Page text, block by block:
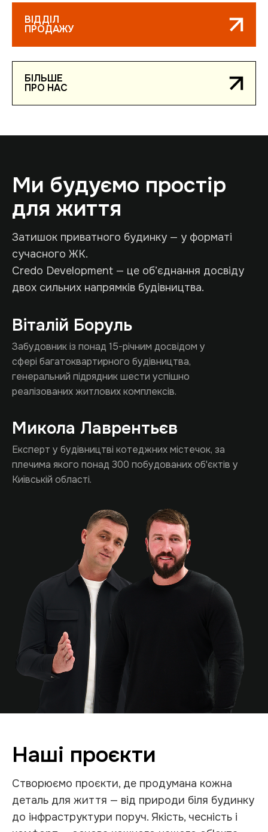
ВІДДІЛ
ПРОДАЖУ
БIЛЬШЕ
ПРО НАС
Ми будуємо простір
для життя
Затишок приватного будинку — у форматі
сучасного ЖК.
Credo Development — це об’єднання досвіду
двох сильних напрямків будівництва.
Микола Лаврентьєв
Експерт у будівництві котеджних містечок, за
плечима якого понад 300 побудованих об'єктів у
Київській області.
Віталій Боруль
Забудовник із понад 15-річним досвідом у
сфері багатоквартирного будівництва,
генеральний підрядник шести успішно
реалізованих житлових комплексів.
Наші проєкти
Створюємо проєкти, де продумана кожна
деталь для життя — від природи біля будинку
до інфраструктури поруч. Якість, чесність і